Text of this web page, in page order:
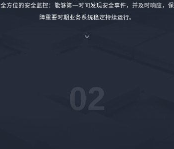
全方位的安全监控：能够第一时间发现安全事件，并及时响应，保
障重要时期业务系统稳定持续运行。
02